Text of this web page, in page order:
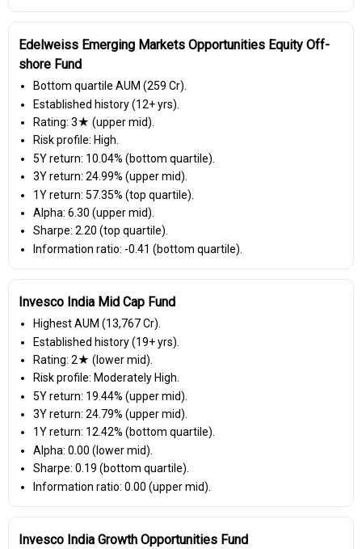
Edelweiss Emerging Markets Opportunities Equity Off-
shore Fund
Bottom quartile AUM (₹259 Cr).
Established history (12+ yrs).
Rating: 3★ (upper mid).
Risk profile: High.
5Y return: 10.04% (bottom quartile).
3Y return: 24.99% (upper mid).
1Y return: 57.35% (top quartile).
Alpha: 6.30 (upper mid).
Sharpe: 2.20 (top quartile).
Information ratio: -0.41 (bottom quartile).
Invesco India Mid Cap Fund
Highest AUM (₹13,767 Cr).
Established history (19+ yrs).
Rating: 2★ (lower mid).
Risk profile: Moderately High.
5Y return: 19.44% (upper mid).
3Y return: 24.79% (upper mid).
1Y return: 12.42% (bottom quartile).
Alpha: 0.00 (lower mid).
Sharpe: 0.19 (bottom quartile).
Information ratio: 0.00 (upper mid).
Invesco India Growth Opportunities Fund